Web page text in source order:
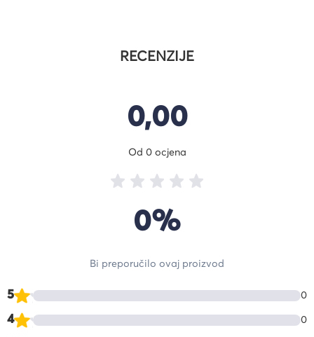
RECENZIJE
5 0
4 0
0,00
Od 0 ocjena
0%
Bi preporučilo ovaj proizvod